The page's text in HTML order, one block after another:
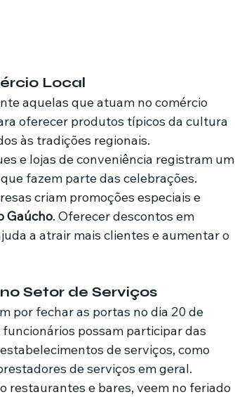
Local
aquelas que atuam no comércio
oferecer produtos típicos da cultura
às tradições regionais.
e lojas de conveniência registram um
fazem parte das celebrações.
criam promoções especiais e
Gaúcho. Oferecer descontos em
a atrair mais clientes e aumentar o
Setor de Serviços
por fechar as portas no dia 20 de
possam participar das
de serviços, como
de serviços em geral.
restaurantes e bares, veem no feriado